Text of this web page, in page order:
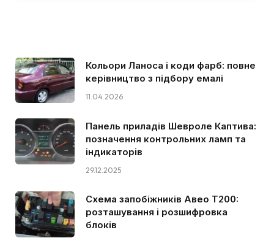
Кольори Ланоса і коди фарб: повне
керівництво з підбору емалі
11.04.2026
Панель приладів Шевроле Каптива:
позначення контрольних ламп та
індикаторів
29.12.2025
Схема запобіжників Авео Т200:
розташування і розшифровка
блоків